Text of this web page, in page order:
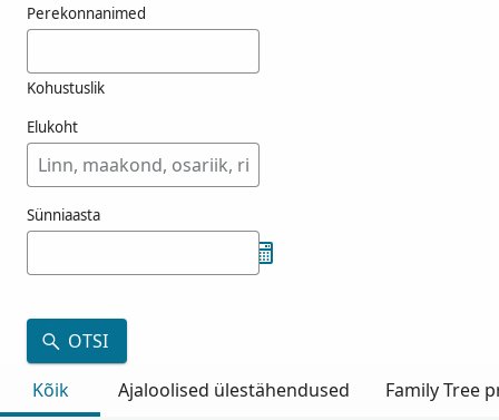
Perekonnanimed
Kohustuslik
Elukoht
Sünniaasta
OTSI
Kõik
Ajaloolised ülestähendused Family Tree